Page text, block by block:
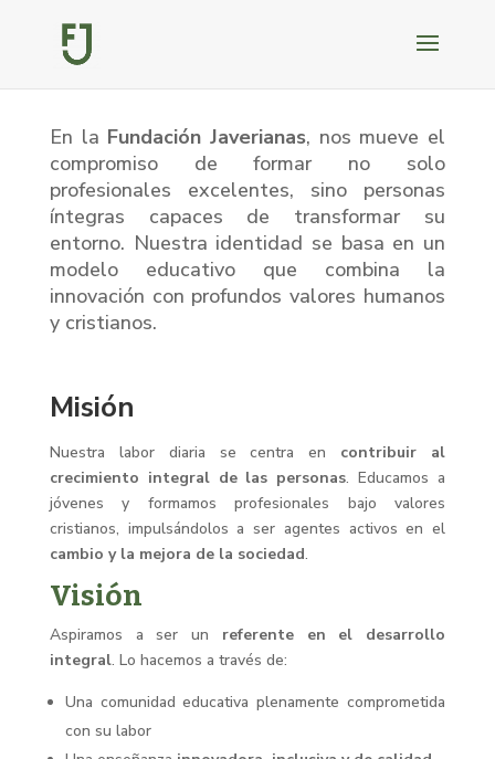
En la Fundación Javerianas, nos mueve el
compromiso de formar no solo
profesionales excelentes, sino personas
íntegras capaces de transformar su
entorno. Nuestra identidad se basa en un
modelo educativo que combina la
innovación con profundos valores humanos
y cristianos.
Misión
Nuestra labor diaria se centra en contribuir al
crecimiento integral de las personas.Educamos a
jóvenes y formamos profesionales bajo valores
cristianos, impulsándolos a ser agentes activos en el
cambio y la mejora de la sociedad.
Visión
Aspiramos a ser un referente en el desarrollo
integral. Lo hacemos a través de:
Una comunidad educativa plenamente comprometida
con su labor